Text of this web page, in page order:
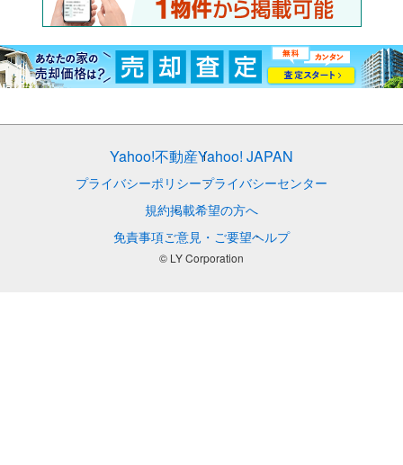
Yahoo!不動産Yahoo! JAPAN
プライバシーポリシープライバシーセンター
規約掲載希望の方へ
免責事項ご意見・ご要望ヘルプ
© LY Corporation